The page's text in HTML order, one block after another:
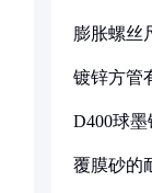
膨胀螺丝
镀锌方管
D400球
覆膜砂的